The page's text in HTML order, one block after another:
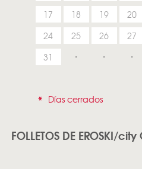
17 18 19 20
24 25 26 27
31
* Días cerrados
FOLLETOS DE EROSKI/city